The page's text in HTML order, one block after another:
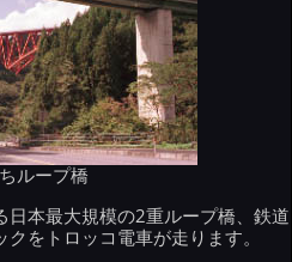
ループ橋
本最大規模の2重ループ橋、鉄道
をトロッコ電車が走ります。